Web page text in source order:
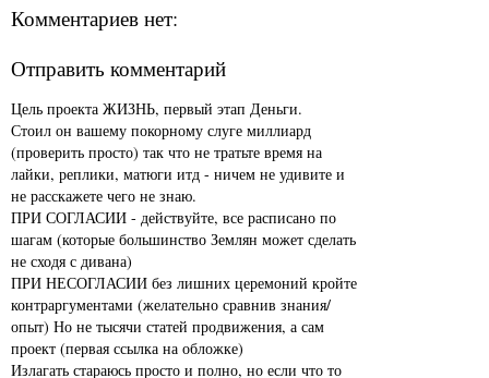
Комментариев нет:
Отправить комментарий
Цель проекта ЖИЗНЬ, первый этап Деньги.
Стоил он вашему покорному слуге миллиард
(проверить просто) так что не тратьте время на
лайки, реплики, матюги итд - ничем не удивите и
не расскажете чего не знаю.
ПРИ СОГЛАСИИ - действуйте, все расписано по
шагам (которые большинство Землян может сделать
не сходя с дивана)
ПРИ НЕСОГЛАСИИ без лишних церемоний кройте
контраргументами (желательно сравнив знания/
опыт) Но не тысячи статей продвижения, а сам
проект (первая ссылка на обложке)
Излагать стараюсь просто и полно, но если что то